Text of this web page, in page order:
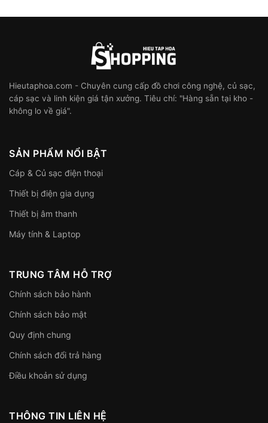
Hieutaphoa.com - Chuyên cung cấp đồ chơi công nghệ, củ sạc,
cáp sạc và linh kiện giá tận xưởng. Tiêu chí: "Hàng sẵn tại kho -
không lo về giá".
SẢN PHẨM NỔI BẬT
Cáp & Củ sạc điện thoại
Thiết bị điện gia dụng
Thiết bị âm thanh
Máy tính & Laptop
TRUNG TÂM HỖ TRỢ
Chính sách bảo hành
Chính sách bảo mật
Quy định chung
Chính sách đổi trả hàng
Điều khoản sử dụng
THÔNG TIN LIÊN HỆ